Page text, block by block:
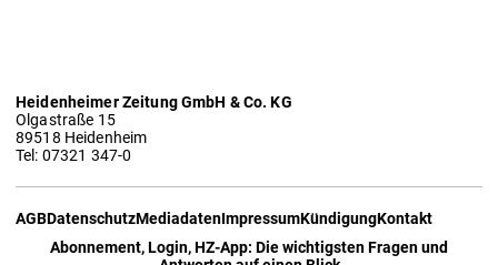
Heidenheimer Zeitung GmbH & Co. KG
Olgastraße 15
89518 Heidenheim
Tel: 07321 347-0
AGBDatenschutzMediadatenImpressumKündigungKontakt
Abonnement, Login, HZ-App: Die wichtigsten Fragen und